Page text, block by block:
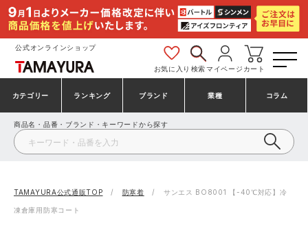
公式オンラインショップ
お気に入り 検索マイページ カート
カテゴリー
安全靴・作業靴
ランキング
安全靴ランキング
安全靴スニーカーランキング
ブランド
アシックス
プーマ コンバース（CONVERSE）
業種
建設・建築作業服
製造・工場作業服
コラム
商品名・品番・ブランド・キーワードから探す
TAMAYURA公式通販TOP 防寒着 サンエス BO8001 【-40℃対応】冷
凍倉庫用防寒コート